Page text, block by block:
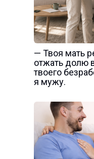
— Твоя мать
отжать долю
твоего
я мужу.